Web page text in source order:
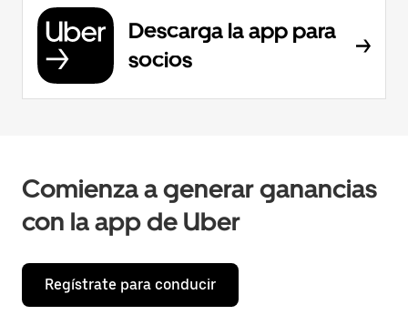
Descarga la app para
socios
Comienza a generar ganancias
con la app de Uber
Regístrate para conducir